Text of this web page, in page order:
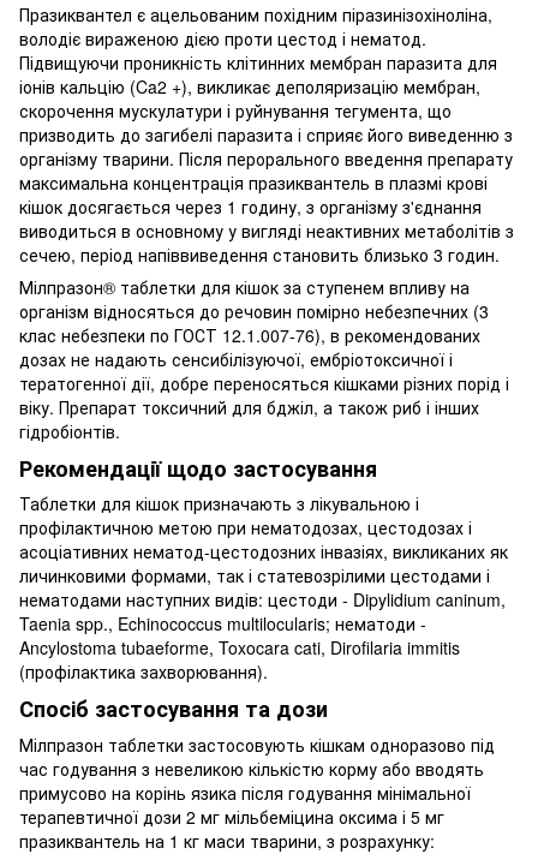
Празиквантел є ацельованим похідним піразинізохіноліна,
володіє вираженою дією проти цестод і нематод.
Підвищуючи проникність клітинних мембран паразита для
іонів кальцію (Ca2 +), викликає деполяризацію мембран,
скорочення мускулатури і руйнування тегумента, що
призводить до загибелі паразита і сприяє його виведенню з
організму тварини. Після перорального введення препарату
максимальна концентрація празиквантель в плазмі крові
кішок досягається через 1 годину, з організму з'єднання
виводиться в основному у вигляді неактивних метаболітів з
сечею, період напіввиведення становить близько 3 годин.
Мілпразон® таблетки для кішок за ступенем впливу на
організм відносяться до речовин помірно небезпечних (3
клас небезпеки по ГОСТ 12.1.007-76), в рекомендованих
дозах не надають сенсибілізуючої, ембріотоксичної і
тератогенної дії, добре переносяться кішками різних порід і
віку. Препарат токсичний для бджіл, а також риб і інших
гідробіонтів.
Рекомендації щодо застосування
Таблетки для кішок призначають з лікувальною і
профілактичною метою при нематодозах, цестодозах і
асоціативних нематод-цестодозних інвазіях, викликаних як
личинковими формами, так і статевозрілими цестодами і
нематодами наступних видів: цестоди - Dipylidium caninum,
Taenia spp., Echinococcus multilocularis; нематоди -
Ancylostoma tubaeforme, Toxocara cati, Dirofilaria immitis
(профілактика захворювання).
Спосіб застосування та дози
Мілпразон таблетки застосовують кішкам одноразово під
час годування з невеликою кількістю корму або вводять
примусово на корінь язика після годування мінімальної
терапевтичної дози 2 мг мільбеміцина оксима і 5 мг
празиквантель на 1 кг маси тварини, з розрахунку: